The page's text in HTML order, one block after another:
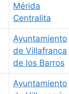
Mérida
Centralita
Ayuntamiento
de Villafranca
de los Barros
Ayuntamiento